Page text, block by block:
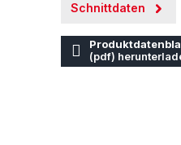
Schnittdaten
(pdf)